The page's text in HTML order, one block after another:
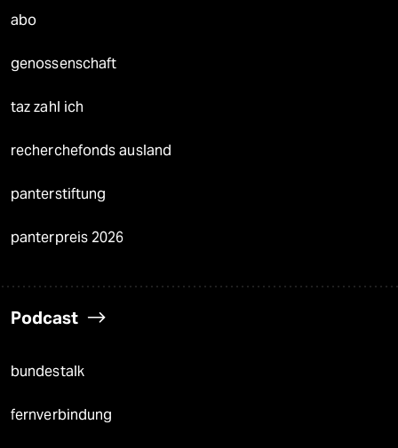
abo
genossenschaft
taz zahl ich
recherchefonds ausland
panterstiftung
panterpreis 2026
Podcast
bundestalk
fernverbindung